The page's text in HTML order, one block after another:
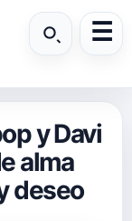
y Davi
alma
deseo